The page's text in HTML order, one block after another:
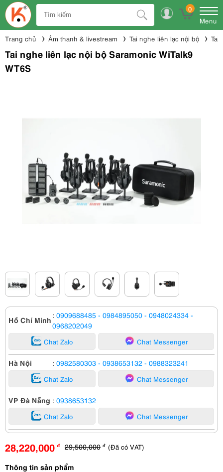
0
Menu
Trang chủ Âm thanh & livestream Tai nghe liên lạc nội bộ Tai
Tai nghe liên lạc nội bộ Saramonic WiTalk9
WT6S
Hồ Chí Minh : 0909688485 - 0984895050 - 0948024334 -
0968202049
Chat Zalo Chat Messenger
Hà Nội : 0982580303 - 0938653132 - 0988323241
Chat Zalo Chat Messenger
VP Đà Nẵng : 0938653132
Chat Zalo Chat Messenger
28,220,000 đ 29,500,000 đ (Đã có VAT)
Thông tin sản phẩm